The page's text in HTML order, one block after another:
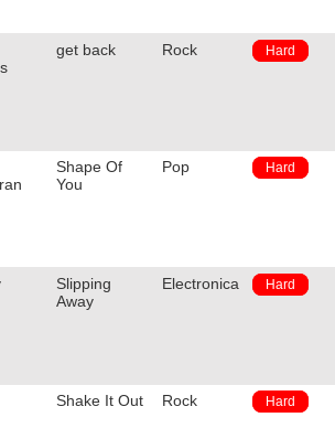
get back Rock Hard
Shape Of
You
Pop Hard
Slipping
Away
Electronica Hard
Shake It Out Rock Hard